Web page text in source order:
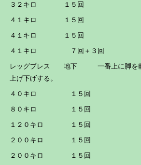
３２キロ １５回
４１キロ １５回
４１キロ １５回
４１キロ ７回＋３回
レッグプレス 地下 一番上に脚を載
上げ下げする。
４０キロ １５回
８０キロ １５回
１２０キロ １５回
２００キロ １５回
２００キロ １５回